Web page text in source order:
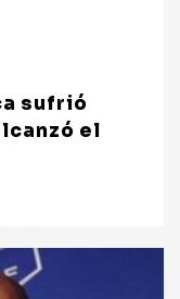
sufrió
el